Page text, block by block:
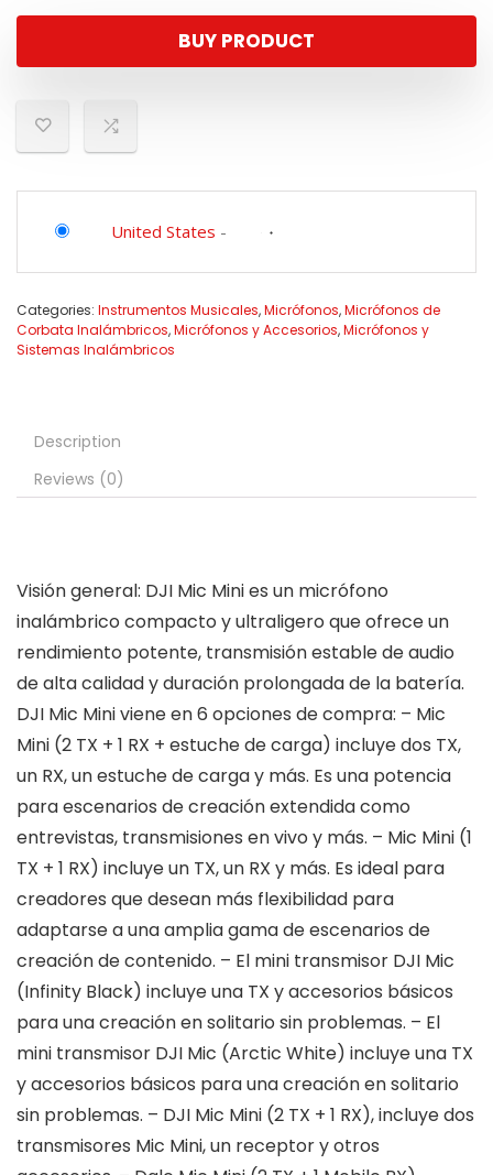
$59.00.
$45.00.
BUY PRODUCT
United States -
Categories: Instrumentos Musicales,Micrófonos,Micrófonos de
Corbata Inalámbricos,Micrófonos y Accesorios,Micrófonos y
Sistemas Inalámbricos
Description
Reviews (0)
Visión general: DJI Mic Mini es un micrófono
inalámbrico compacto y ultraligero que ofrece un
rendimiento potente, transmisión estable de audio
de alta calidad y duración prolongada de la batería.
DJI Mic Mini viene en 6 opciones de compra: – Mic
Mini (2 TX + 1 RX + estuche de carga) incluye dos TX,
un RX, un estuche de carga y más. Es una potencia
para escenarios de creación extendida como
entrevistas, transmisiones en vivo y más. – Mic Mini (1
TX + 1 RX) incluye un TX, un RX y más. Es ideal para
creadores que desean más flexibilidad para
adaptarse a una amplia gama de escenarios de
creación de contenido. – El mini transmisor DJI Mic
(Infinity Black) incluye una TX y accesorios básicos
para una creación en solitario sin problemas. – El
mini transmisor DJI Mic (Arctic White) incluye una TX
y accesorios básicos para una creación en solitario
sin problemas. – DJI Mic Mini (2 TX + 1 RX), incluye dos
transmisores Mic Mini, un receptor y otros